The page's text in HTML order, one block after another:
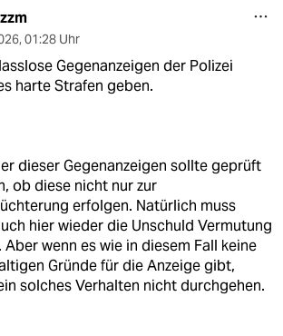
, 01:28 Uhr
Gegenanzeigen der Polizei
harte Strafen geben.
dieser Gegenanzeigen sollte geprüft
ob diese nicht nur zur
erfolgen. Natürlich muss
hier wieder die Unschuld Vermutung
Aber wenn es wie in diesem Fall keine
Gründe für die Anzeige gibt,
solches Verhalten nicht durchgehen.